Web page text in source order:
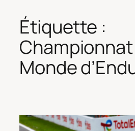
Étiquette :
Monde